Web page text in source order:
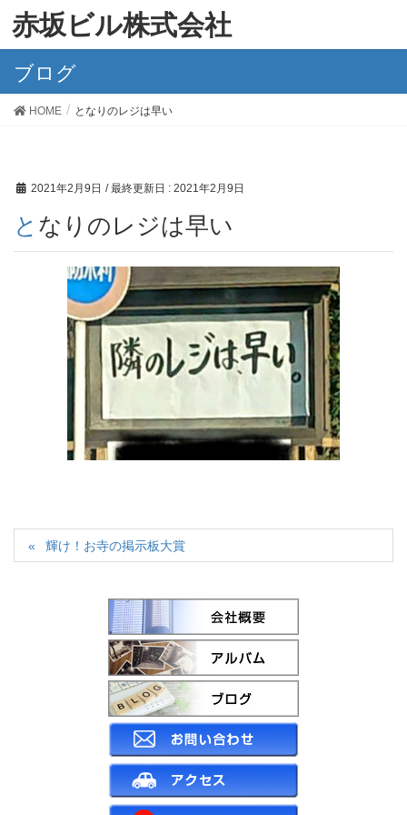
赤坂ビル株式会社
ブログ
HOME となりのレジは早い
2021年2月9日 / 最終更新日 : 2021年2月9日
となりのレジは早い
輝け！お寺の掲示板大賞